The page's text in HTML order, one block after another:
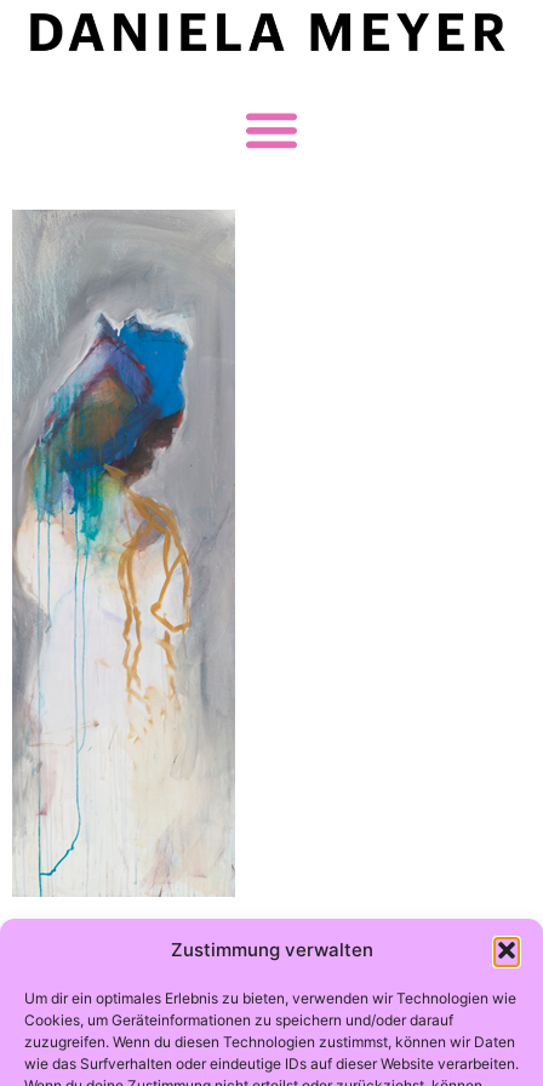
Zustimmung verwalten
Um dir ein optimales Erlebnis zu bieten, verwenden wir Technologien wie
Cookies, um Geräteinformationen zu speichern und/oder darauf
zuzugreifen. Wenn du diesen Technologien zustimmst, können wir Daten
wie das Surfverhalten oder eindeutige IDs auf dieser Website verarbeiten.
Arbeitstitel 2007 – 5
180 x 60 , Acryl auf Leinwand